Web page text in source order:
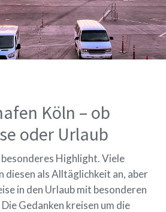
Köln – ob
oder Urlaub
besonderes Highlight. Viele
diesen als Alltäglichkeit an, aber
in den Urlaub mit besonderen
Gedanken kreisen um die